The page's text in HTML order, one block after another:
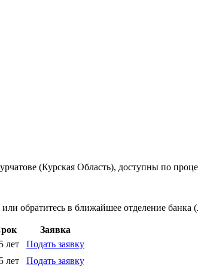
(Курская Область), доступны по
или обратитесь в ближайшее отделение
Заявка
лет
Подать заявку
лет
Подать заявку